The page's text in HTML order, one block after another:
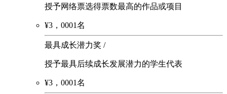
授予网络票选得票数最高的作品或项目
¥3 ， 0001名
最具成长潜力奖 /
授予最具后续成长发展潜力的学生代表
¥3 ， 0001名